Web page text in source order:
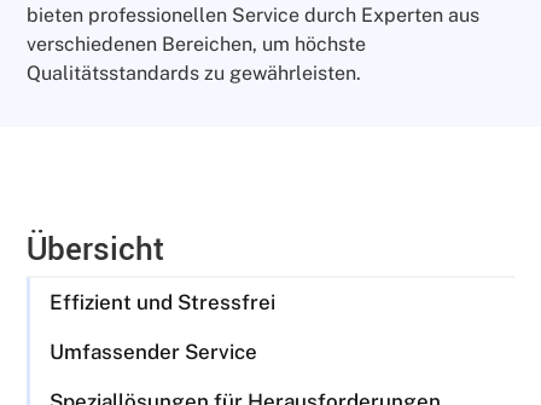
bieten professionellen Service durch Experten aus
verschiedenen Bereichen, um höchste
Qualitätsstandards zu gewährleisten.
Übersicht
Effizient und Stressfrei
Umfassender Service